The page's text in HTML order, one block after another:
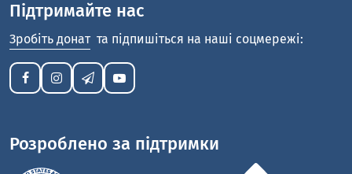
Підтримайте нас
Зробіть донат та підпишіться на наші соцмережі:
Розроблено за підтримки